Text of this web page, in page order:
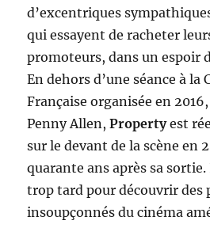
d’excentriques
qui essayent de racheter
promoteurs, dans un espoir
En dehors d’une séance à la
Française organisée en
Penny Allen,Propertyest
sur le devant de la scène en
quarante ans après sa
trop tard pour découvrir des
insoupçonnés du cinéma